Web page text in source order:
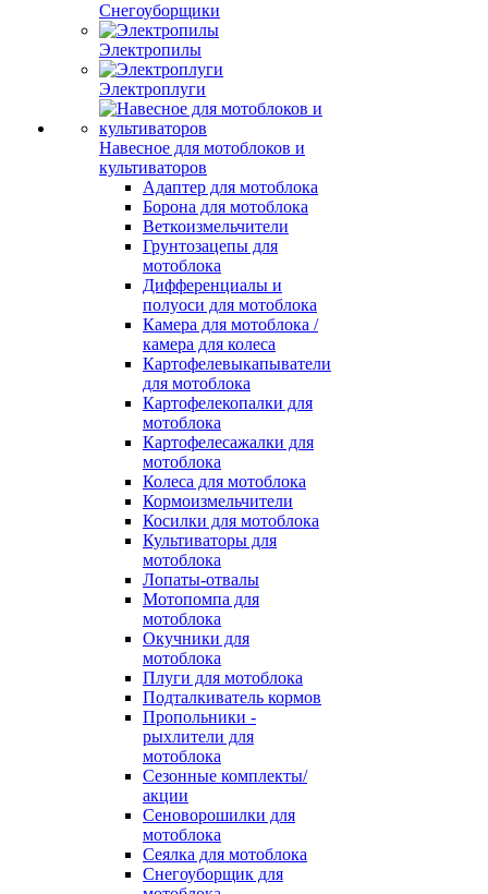
Снегоуборщики
Электропилы
Электроплуги
Навесное для мотоблоков и
культиваторов
Адаптер для мотоблока
Борона для мотоблока
Веткоизмельчители
Грунтозацепы для
мотоблока
Дифференциалы и
полуоси для мотоблока
Камера для мотоблока /
камера для колеса
Картофелевыкапыватели
для мотоблока
Картофелекопалки для
мотоблока
Картофелесажалки для
мотоблока
Колеса для мотоблока
Кормоизмельчители
Косилки для мотоблока
Культиваторы для
мотоблока
Лопаты-отвалы
Мотопомпа для
мотоблока
Окучники для
мотоблока
Плуги для мотоблока
Подталкиватель кормов
Пропольники -
рыхлители для
мотоблока
Сезонные комплекты/
акции
Сеноворошилки для
мотоблока
Сеялка для мотоблока
Снегоуборщик для